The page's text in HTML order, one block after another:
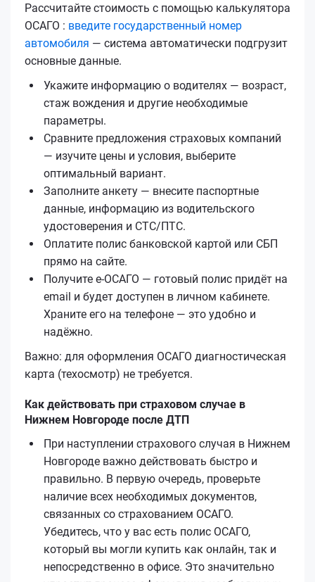
Рассчитайте стоимость с помощью калькулятора
ОСАГО : введите государственный номер
автомобиля — система автоматически подгрузит
основные данные.
Укажите информацию о водителях — возраст,
стаж вождения и другие необходимые
параметры.
Сравните предложения страховых компаний
— изучите цены и условия, выберите
оптимальный вариант.
Заполните анкету — внесите паспортные
данные, информацию из водительского
удостоверения и СТС/ПТС.
Оплатите полис банковской картой или СБП
прямо на сайте.
Получите е‑ОСАГО — готовый полис придёт на
email и будет доступен в личном кабинете.
Храните его на телефоне — это удобно и
надёжно.
Важно: для оформления ОСАГО диагностическая
карта (техосмотр) не требуется.
Как действовать при страховом случае в
Нижнем Новгороде после ДТП
При наступлении страхового случая в Нижнем
Новгороде важно действовать быстро и
правильно. В первую очередь, проверьте
наличие всех необходимых документов,
связанных со страхованием ОСАГО.
Убедитесь, что у вас есть полис ОСАГО,
который вы могли купить как онлайн, так и
непосредственно в офисе. Это значительно